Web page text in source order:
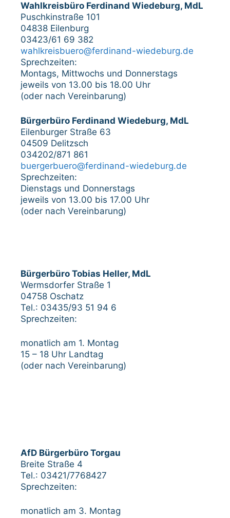
Wahlkreisbüro Ferdinand Wiedeburg, MdL
Puschkinstraße 101
04838 Eilenburg
03423/61 69 382
wahlkreisbuero@ferdinand-wiedeburg.de
Sprechzeiten:
Montags, Mittwochs und Donnerstags
jeweils von 13.00 bis 18.00 Uhr
(oder nach Vereinbarung)
Bürgerbüro Ferdinand Wiedeburg, MdL
Eilenburger Straße 63
04509 Delitzsch
034202/871 861
buergerbuero@ferdinand-wiedeburg.de
Sprechzeiten:
Dienstags und Donnerstags
jeweils von 13.00 bis 17.00 Uhr
(oder nach Vereinbarung)
Bürgerbüro Tobias Heller, MdL
Wermsdorfer Straße 1
04758 Oschatz
Tel.: 03435/93 51 94 6
Sprechzeiten:
monatlich am 1. Montag
15 – 18 Uhr Landtag
(oder nach Vereinbarung)
AfD Bürgerbüro Torgau
Breite Straße 4
Tel.: 03421/7768427
Sprechzeiten:
monatlich am 3. Montag